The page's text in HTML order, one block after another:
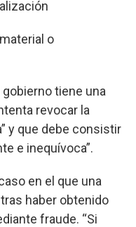
o
gobierno tiene una
revocar la
y que debe consistir
e inequívoca”.
en el que una
haber obtenido
fraude. “Si